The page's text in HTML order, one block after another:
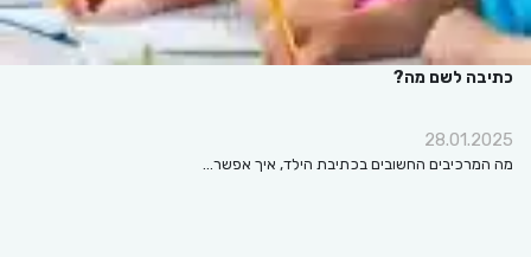
כתיבה לשם מה?
28.01.2025
מה המרכיבים החשובים בכתיבת הילד, איך אפשר…